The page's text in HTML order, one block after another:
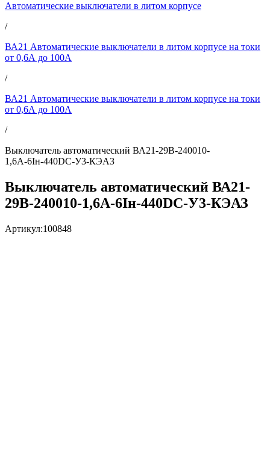
Автоматические выключатели в литом корпусе
/
ВА21 Автоматические выключатели в литом корпусе на токи
от 0,6А до 100А
/
ВА21 Автоматические выключатели в литом корпусе на токи
от 0,6А до 100А
/
Выключатель автоматический ВА21-29В-240010-
1,6А-6Iн-440DC-У3-КЭАЗ
Выключатель автоматический ВА21-
29В-240010-1,6А-6Iн-440DC-У3-КЭАЗ
Артикул:100848